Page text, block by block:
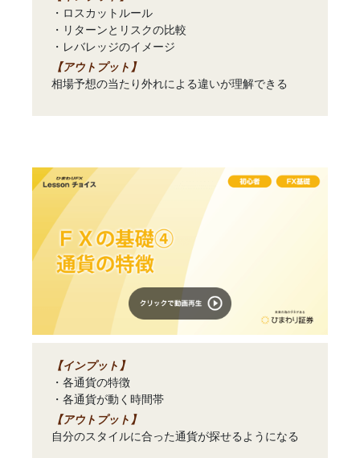
・ロスカットルール
・リターンとリスクの比較
・レバレッジのイメージ
【アウトプット】
相場予想の当たり外れによる違いが理解できる
【インプット】
・各通貨の特徴
・各通貨が動く時間帯
【アウトプット】
自分のスタイルに合った通貨が探せるようになる